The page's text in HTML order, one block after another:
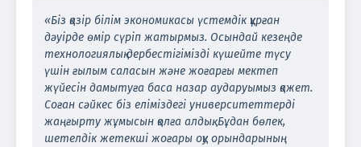
«Біз қазір білім экономикасы үстемдік құрған
дәуірде өмір сүріп жатырмыз. Осындай кезеңде
технологиялық дербестігімізді күшейте түсу
үшін ғылым саласын және жоғарғы мектеп
жүйесін дамытуға баса назар аударуымыз қажет.
Соған сәйкес біз еліміздегі университеттерді
жаңғырту жұмысын қолға алдық. Бұдан бөлек,
шетелдік жетекші жоғары оқу орындарының